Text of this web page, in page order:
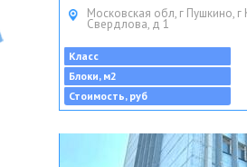
Московская обл, г Пушкино, г
Свердлова, д 1
Класс
Блоки, м2
Стоимость, руб